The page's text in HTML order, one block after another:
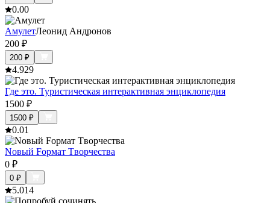
0.00
АмулетЛеонид Андронов
200 ₽
200 ₽
4.929
Где это. Туристическая интерактивная энциклопедия
1500 ₽
1500 ₽
0.01
Nовый Fормат Tворчества
0 ₽
0 ₽
5.014